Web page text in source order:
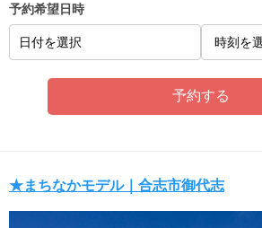
予約希望日時
日付を選択
★まちなかモデル｜合志市御代志